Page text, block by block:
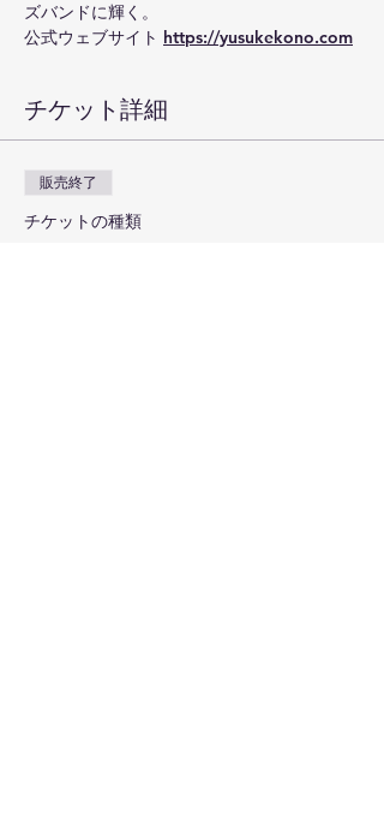
ズバンドに輝く。
公式ウェブサイト https://yusukekono.com
チケット詳細
販売終了
チケットの種類